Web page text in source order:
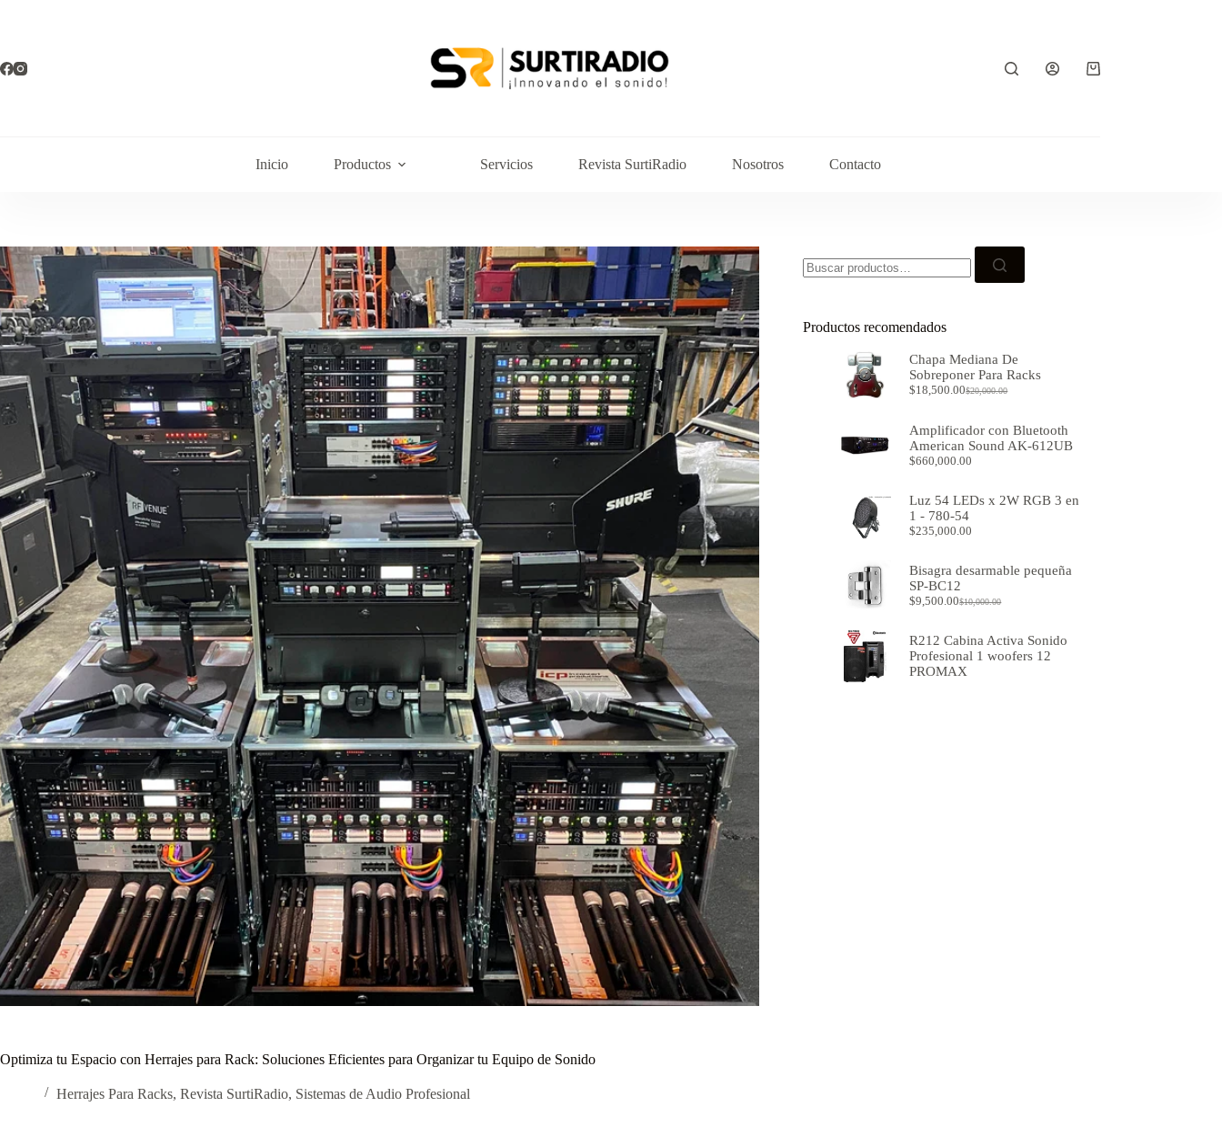
Inicio Productos Servicios Revista SurtiRadio Nosotros Contacto
Optimiza tu Espacio con Herrajes para Rack: Soluciones Eficientes para Organizar tu Equipo de Sonido
Herrajes Para Racks, Revista SurtiRadio, Sistemas de Audio Profesional
Productos recomendados
Chapa Mediana De
Sobreponer Para Racks
$20,000.00
$18,500.00
Amplificador con Bluetooth
American Sound AK-612UB
$660,000.00
Luz 54 LEDs x 2W RGB 3 en
1 - 780-54
$235,000.00
Bisagra desarmable pequeña
SP-BC12
$10,000.00
$9,500.00
R212 Cabina Activa Sonido
Profesional 1 woofers 12
PROMAX